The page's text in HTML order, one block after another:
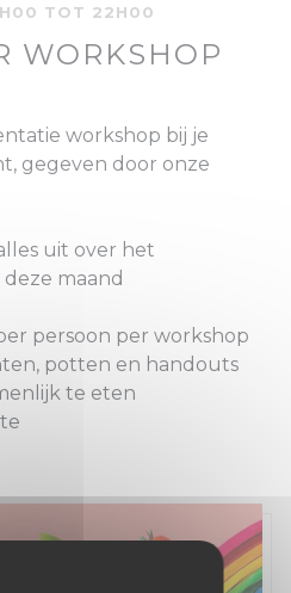
TOT 22H00
WORKSHOP
workshop bij je
gegeven door onze
uit over het
maand
persoon per workshop
potten en handouts
te eten